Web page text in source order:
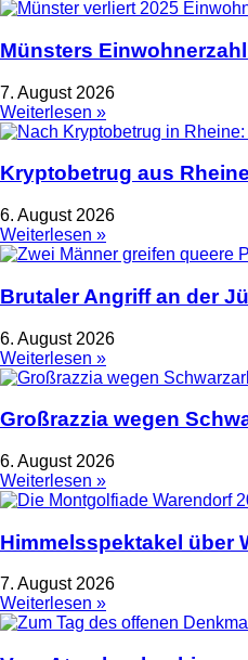
Münsters
7. August 2026
Weiterlesen »
Kryptobetrug aus
6. August 2026
Weiterlesen »
Brutaler Angriff an der
6. August 2026
Weiterlesen »
Großrazzia wegen
6. August 2026
Weiterlesen »
Himmelsspektakel über
7. August 2026
Weiterlesen »